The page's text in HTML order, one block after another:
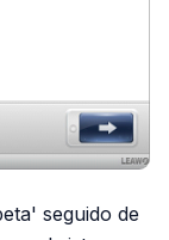
seguido de